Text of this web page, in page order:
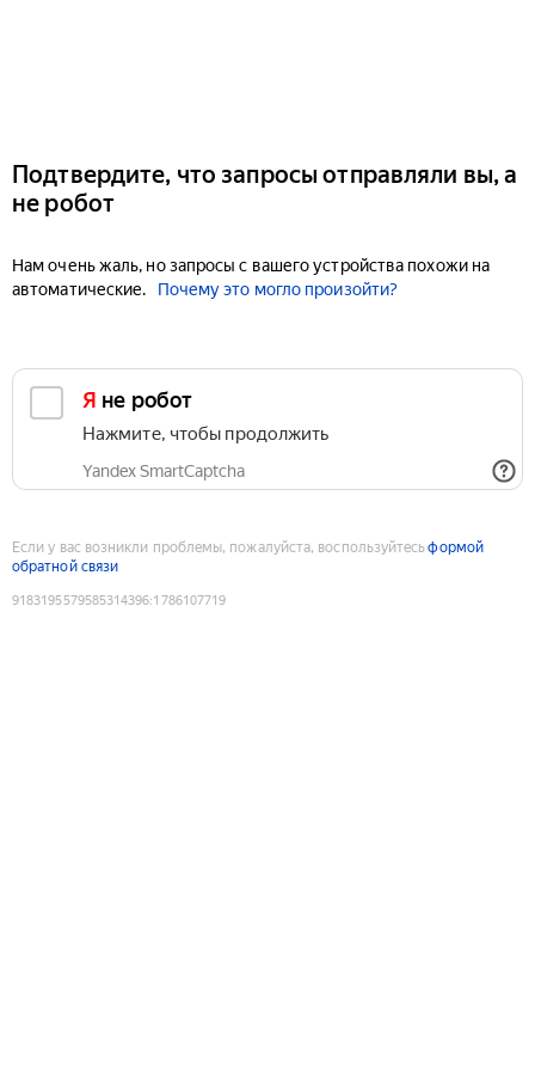
Подтвердите, что запросы отправляли вы, а
не робот
Нам очень жаль, но запросы с вашего устройства похожи на
автоматические.
Почему это могло произойти?
Я не робот
Нажмите, чтобы продолжить
Yandex SmartCaptcha
Если у вас возникли проблемы, пожалуйста, воспользуйтесьформой
обратной связи
9183195579585314396:1786107719